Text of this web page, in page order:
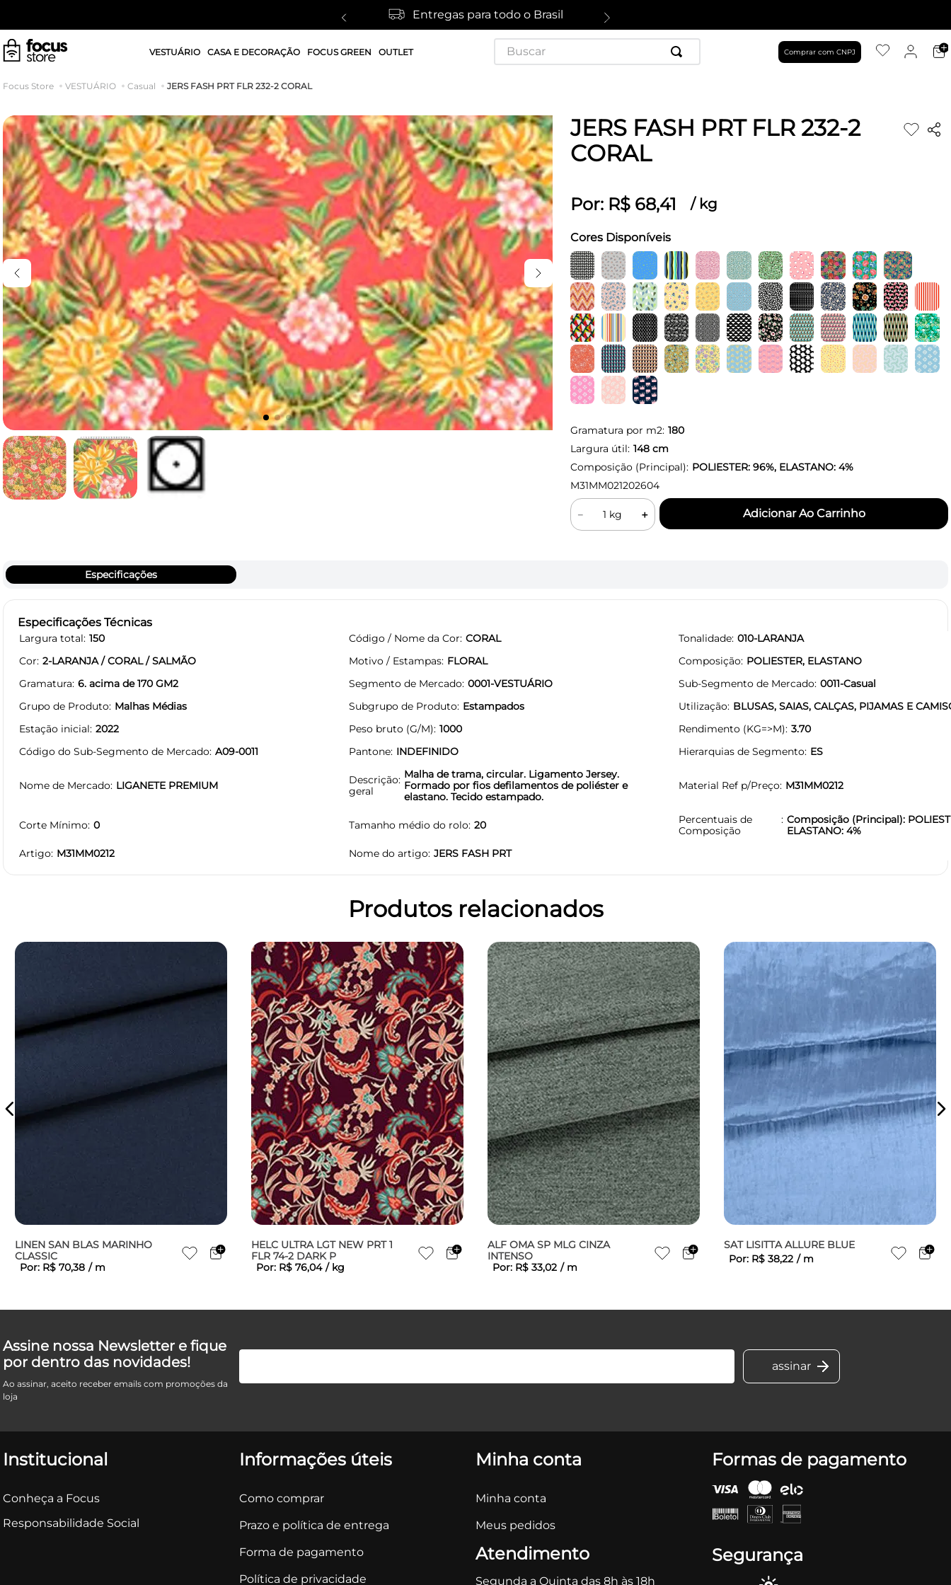
Entregas para todo o Brasil
VESTUÁRIO CASA E DECORAÇÃO FOCUS GREEN OUTLET
Buscar
Comprar com CNPJ
VESTUÁRIO Casual JERS FASH PRT FLR 232-2 CORAL
JERS FASH PRT FLR 232-2
CORAL
Por: R$ 68,41 / kg
Cores Disponíveis
Gramatura por m2: 180
Largura útil: 148cm
Composição (Principal): POLIESTER: 96%, ELASTANO: 4%
M31MM021202604
＋
－
Especificações
Especificações Técnicas
Largura total 150 Código / Nome da Cor CORAL Tonalidade 010-LARANJA
Cor 2-LARANJA / CORAL / SALMÃO Motivo / Estampas FLORAL Composição POLIESTER, ELASTANO
Gramatura 6. acima de 170 GM2 Segmento de Mercado 0001-VESTUÁRIO Sub-Segmento de Mercado 0011-Casual
Grupo de Produto Malhas Médias Subgrupo de Produto Estampados Utilização BLUSAS, SAIAS, CALÇAS, PIJAMAS E
Estação inicial 2022 Peso bruto (G/M) 1000 Rendimento (KG=>M) 3.70
Código do Sub-Segmento de Mercado A09-0011 Pantone INDEFINIDO Hierarquias de Segmento ES
Nome de Mercado LIGANETE PREMIUM
Descrição
geral
Malha de trama, circular. Ligamento Jersey.
Formado por fios defilamentos de poliéster e
elastano. Tecido estampado.
Material Ref p/Preço M31MM0212
Corte Mínimo 0 Tamanho médio do rolo 20
Percentuais de
Composição
Composição (Principal):
ELASTANO: 4%
Artigo M31MM0212 Nome do artigo JERS FASH PRT
Produtos relacionados
LINEN SAN BLAS MARINHO
CLASSIC
Por: R$ 70,38 / m
HELC ULTRA LGT NEW PRT 1
FLR 74-2 DARK P
Por: R$ 76,04 / kg
ALF OMA SP MLG CINZA
INTENSO
Por: R$ 33,02 / m
SAT LISITTA ALLURE BLUE
Por: R$ 38,22 / m
Assine nossa Newsletter e fique
por dentro das novidades!
Ao assinar, aceito receber emails com promoções da
loja
Institucional
Conheça a Focus
Responsabilidade Social
Informações úteis
Como comprar
Prazo e política de entrega
Forma de pagamento
Política de privacidade
Minha conta
Minha conta
Meus pedidos
Atendimento
Segunda a Quinta das 8h às 18h
Formas de pagamento
Segurança